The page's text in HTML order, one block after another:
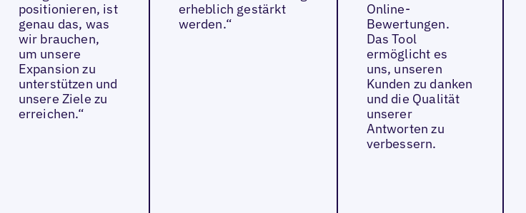
positionieren, ist
genau das, was
wir brauchen,
um unsere
Expansion zu
unterstützen und
unsere Ziele zu
erreichen.“
erheblich gestärkt
werden.“
Online-
Bewertungen.
Das Tool
ermöglicht es
uns, unseren
Kunden zu danken
und die Qualität
unserer
Antworten zu
verbessern.